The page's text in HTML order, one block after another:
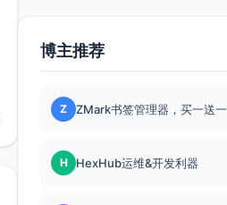
博主推荐
Z ZMark书签管理器，买一送一
H HexHub运维&开发利器